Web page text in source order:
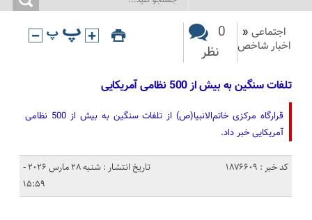
اجتماعی «
اخبار شاخص
0
نظر
تلفات سنگین به بیش از 500 نظامی آمریکایی
قرارگاه مرکزی خاتم‌الانبیا(ص) از تلفات سنگین به بیش از 500 نظامی
آمریکایی خبر داد.
کد خبر : 1876609
تاریخ انتشار : شنبه 28 مارس 2026 -
15:59